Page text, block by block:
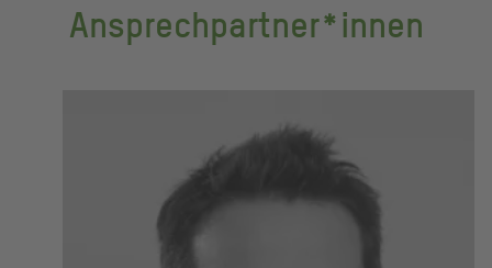
Ansprechpartner*innen